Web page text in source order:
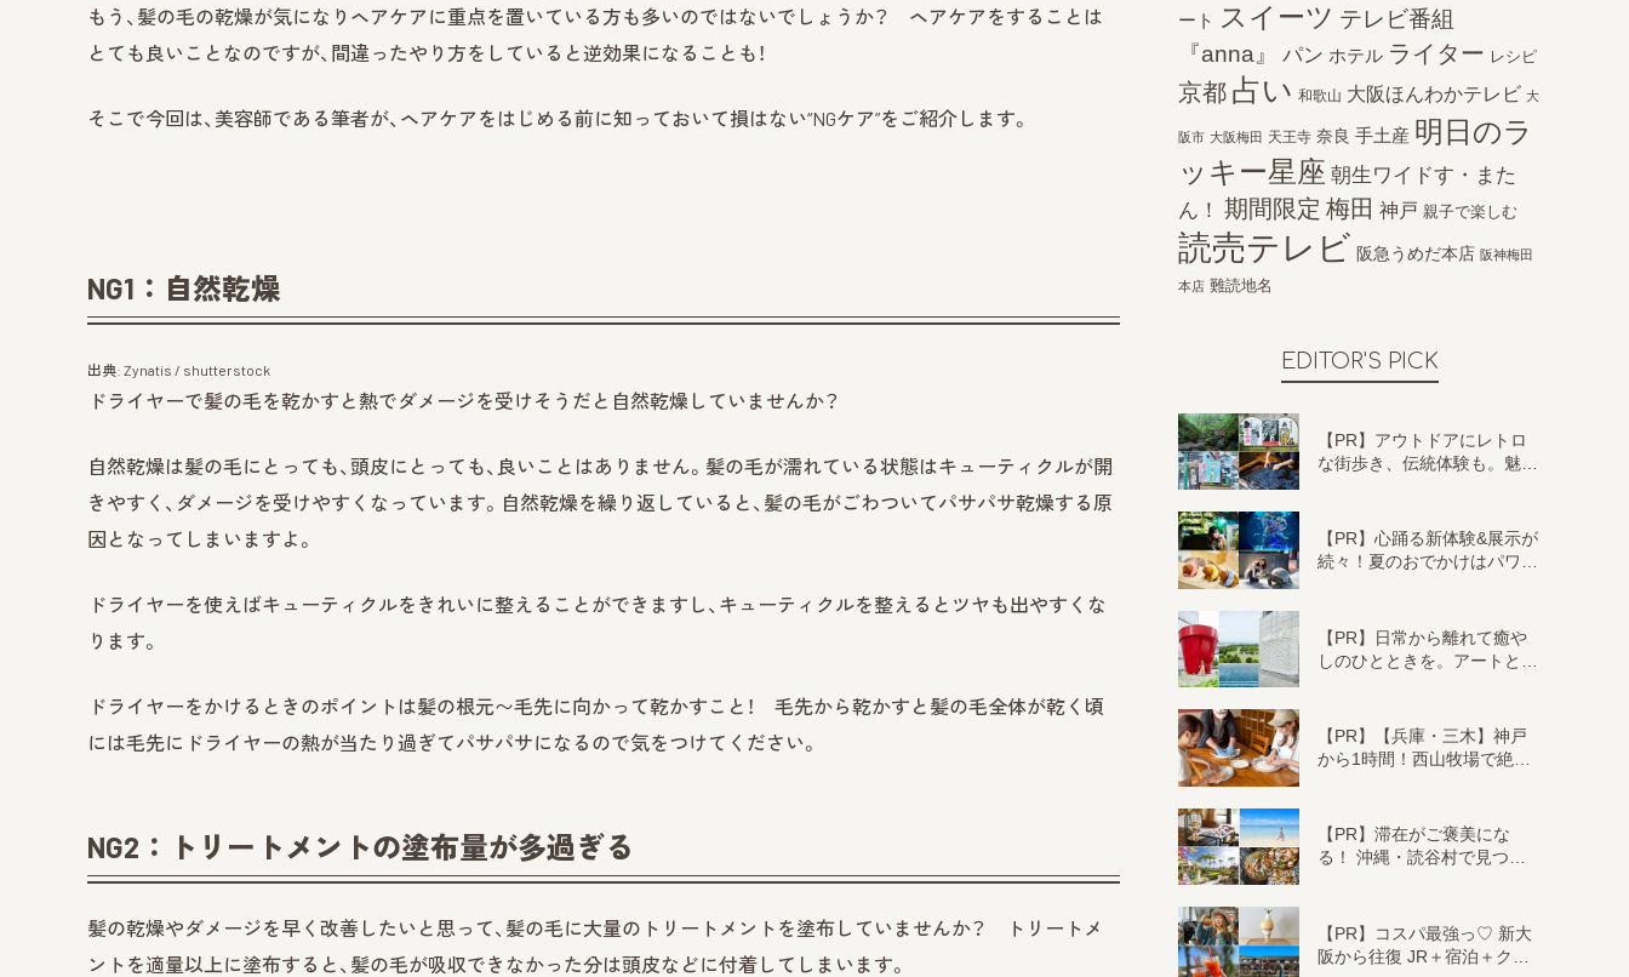
もう、髪の毛の乾燥が気になりヘアケアに重点を置いている方も多いのではないでしょうか？ ヘアケアをすることは
とても良いことなのですが、間違ったやり方をしていると逆効果になることも！
そこで今回は、美容師である筆者が、ヘアケアをはじめる前に知っておいて損はない“NGケア”をご紹介します。
NG1：自然乾燥
出典: Zynatis / shutterstock
ドライヤーで髪の毛を乾かすと熱でダメージを受けそうだと自然乾燥していませんか？
自然乾燥は髪の毛にとっても、頭皮にとっても、良いことはありません。髪の毛が濡れている状態はキューティクルが開
きやすく、ダメージを受けやすくなっています。自然乾燥を繰り返していると、髪の毛がごわついてパサパサ乾燥する原
因となってしまいますよ。
ドライヤーを使えばキューティクルをきれいに整えることができますし、キューティクルを整えるとツヤも出やすくな
ります。
ドライヤーをかけるときのポイントは髪の根元〜毛先に向かって乾かすこと！ 毛先から乾かすと髪の毛全体が乾く頃
には毛先にドライヤーの熱が当たり過ぎてパサパサになるので気をつけてください。
NG2：トリートメントの塗布量が多過ぎる
髪の乾燥やダメージを早く改善したいと思って、髪の毛に大量のトリートメントを塗布していませんか？ トリートメ
ントを適量以上に塗布すると、髪の毛が吸収できなかった分は頭皮などに付着してしまいます。
ート
スイーツ テレビ番組
『anna』
パン ホテル ライター レシピ
京都 占い 和歌山 大阪ほんわかテレビ 大
阪市 大阪梅田 天王寺 奈良 手土産 明日のラ
ッキー星座 朝生ワイドす・また
ん！ 期間限定 梅田 神戸 親子で楽しむ
読売テレビ 阪急うめだ本店 阪神梅田
本店 難読地名
EDITOR'S PICK
【PR】アウトドアにレトロ
な街歩き、伝統体験も。魅…
【PR】心踊る新体験&展示が
続々！夏のおでかけはパワ…
【PR】日常から離れて癒や
しのひとときを。アートと…
【PR】【兵庫・三木】神戸
から1時間！西山牧場で絶…
【PR】滞在がご褒美にな
る！ 沖縄・読谷村で見つ…
【PR】コスパ最強っ♡ 新大
阪から往復 JR＋宿泊＋ク…